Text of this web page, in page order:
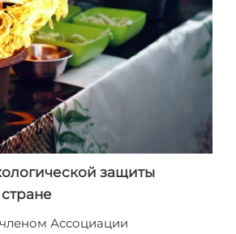
защиты
Ассоциации